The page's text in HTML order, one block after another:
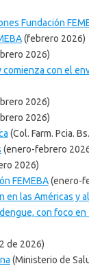
Fundación
(febrero 2026)
2026)
con el
2026)
2026)
(Col. Farm. Pcia.
(enero-febrero
2026)
FEMEBA(enero-
en las Américas y
con foco en
de 2026)
(Ministerio de